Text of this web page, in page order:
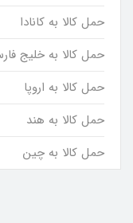
حمل کالا به کانادا
حمل کالا به خلیج
حمل کالا به اروپا
حمل کالا به هند
حمل کالا به چین